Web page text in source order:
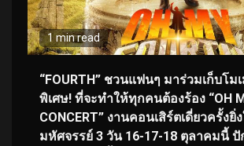
1 min read
“FOURTH” ชวนแฟนๆ มาร่วมเก็บโม
พิเศษ! ที่จะทำให้ทุกคนต้องร้อง “OH
CONCERT” งานคอนเสิร์ตเดี่ยวครั้ง
มหัศจรรย์ 3 วัน 16-17-18 ตุลาคมนี้